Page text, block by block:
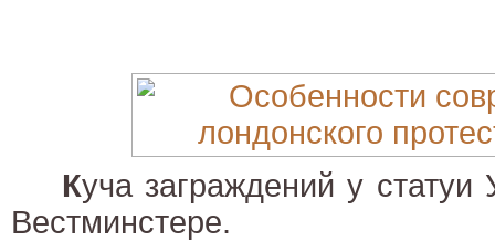
Куча заграждений у
Вестминстере.